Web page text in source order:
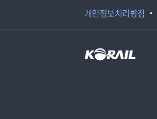
개인정보처리방침